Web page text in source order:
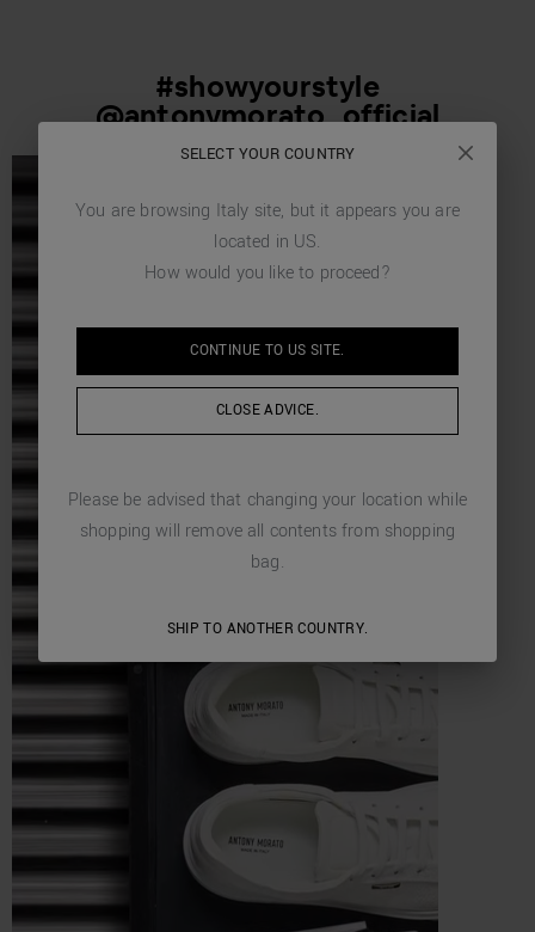
#showyourstyle
@antonymorato_official
SELECT YOUR COUNTRY
You are browsing Italy site, but it appears you are
located in US.
How would you like to proceed?
CONTINUE TO US SITE.
CLOSE ADVICE.
Please be advised that changing your location while
shopping will remove all contents from shopping
bag.
SHIP TO ANOTHER COUNTRY.